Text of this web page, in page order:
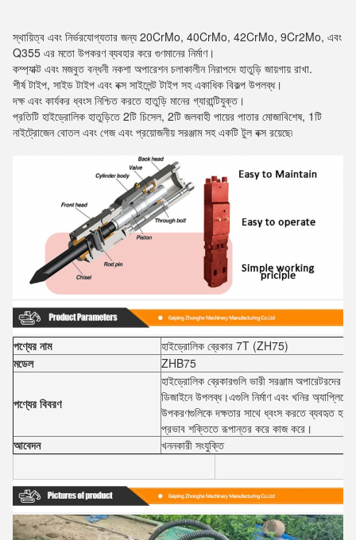
স্থায়িত্ব এবং নির্ভরযোগ্যতার জন্য 20CrMo, 40CrMo, 42CrMo, 9Cr2Mo, এবং
Q355 এর মতো উপকরণ ব্যবহার করে গুণমানের নির্মাণ।
কম্প্যাক্ট এবং মজবুত বন্ধনী নকশা অপারেশন চলাকালীন নিরাপদে হাতুড়ি জায়গায় রাখা.
শীর্ষ টাইপ, সাইড টাইপ এবং বক্স সাইলেন্ট টাইপ সহ একাধিক বিকল্প উপলব্ধ।
দক্ষ এবং কার্যকর ধ্বংস নিশ্চিত করতে হাতুড়ি মানের গ্যারান্টিযুক্ত।
প্রতিটি হাইড্রোলিক হাতুড়িতে 2টি চিসেল, 2টি জলবাহী পায়ের পাতার মোজাবিশেষ, 1টি
নাইট্রোজেন বোতল এবং গেজ এবং প্রয়োজনীয় সরঞ্জাম সহ একটি টুল বক্স রয়েছে৷
পণ্যের নাম
হাইড্রোলিক ব্রেকার 7T (ZH75)
মডেল
ZHB75
পণ্যের বিবরণ
হাইড্রোলিক ব্রেকারগুলি ভারী সরঞ্জাম অপারেটরদের
ডিজাইনে উপলব্ধ।এগুলি নির্মাণ এবং খনির
উপকরণগুলিকে দক্ষতার সাথে ধ্বংস করতে ব্যবহৃত
প্রভাব শক্তিতে রূপান্তর করে কাজ করে।
আবেদন
খননকারী সংযুক্তি